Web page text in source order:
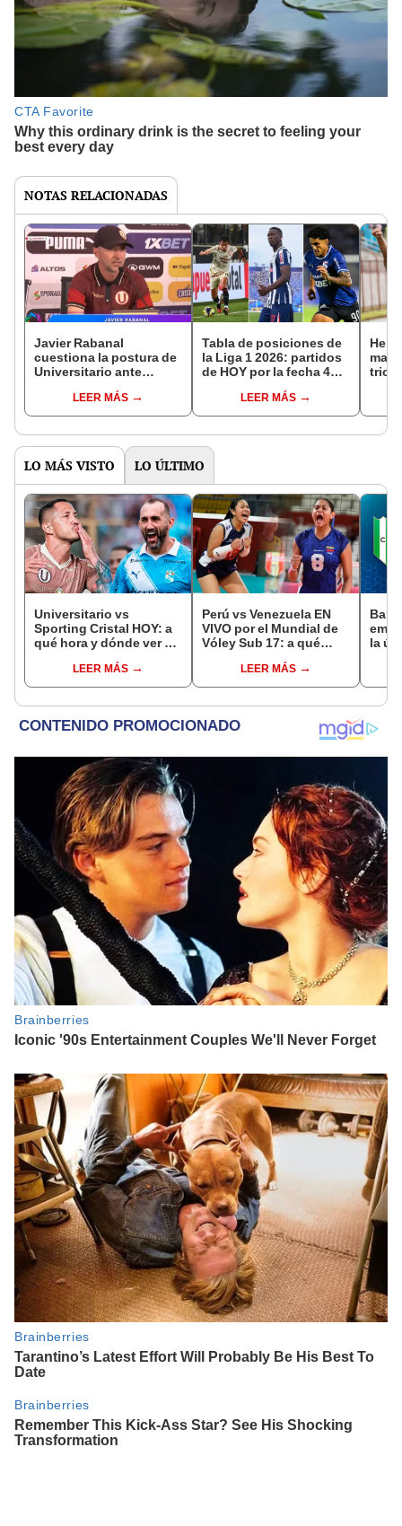
NOTAS RELACIONADAS
Javier Rabanal
cuestiona la postura de
Universitario ante
había ninguna
indicación de meterse
LEER MÁS
Tabla de posiciones de
la Liga 1 2026: partidos
de HOY por la fecha 4
LEER MÁS
trick
LO MÁS VISTO LO ÚLTIMO
Universitario vs
Sporting Cristal HOY: a
qué hora y dónde ver el
Clausura de la Liga 1
2026
LEER MÁS
Perú vs Venezuela EN
VIVO por el Mundial de
Vóley Sub 17: a qué
partido de la fecha 2
LEER MÁS
la